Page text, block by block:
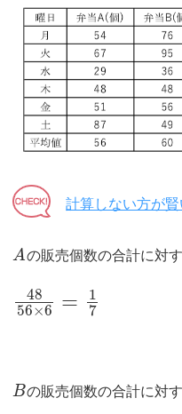
計算しない方が
Aの販売個数の合計に対
48
56×6 =
1
7
Bの販売個数の合計に対